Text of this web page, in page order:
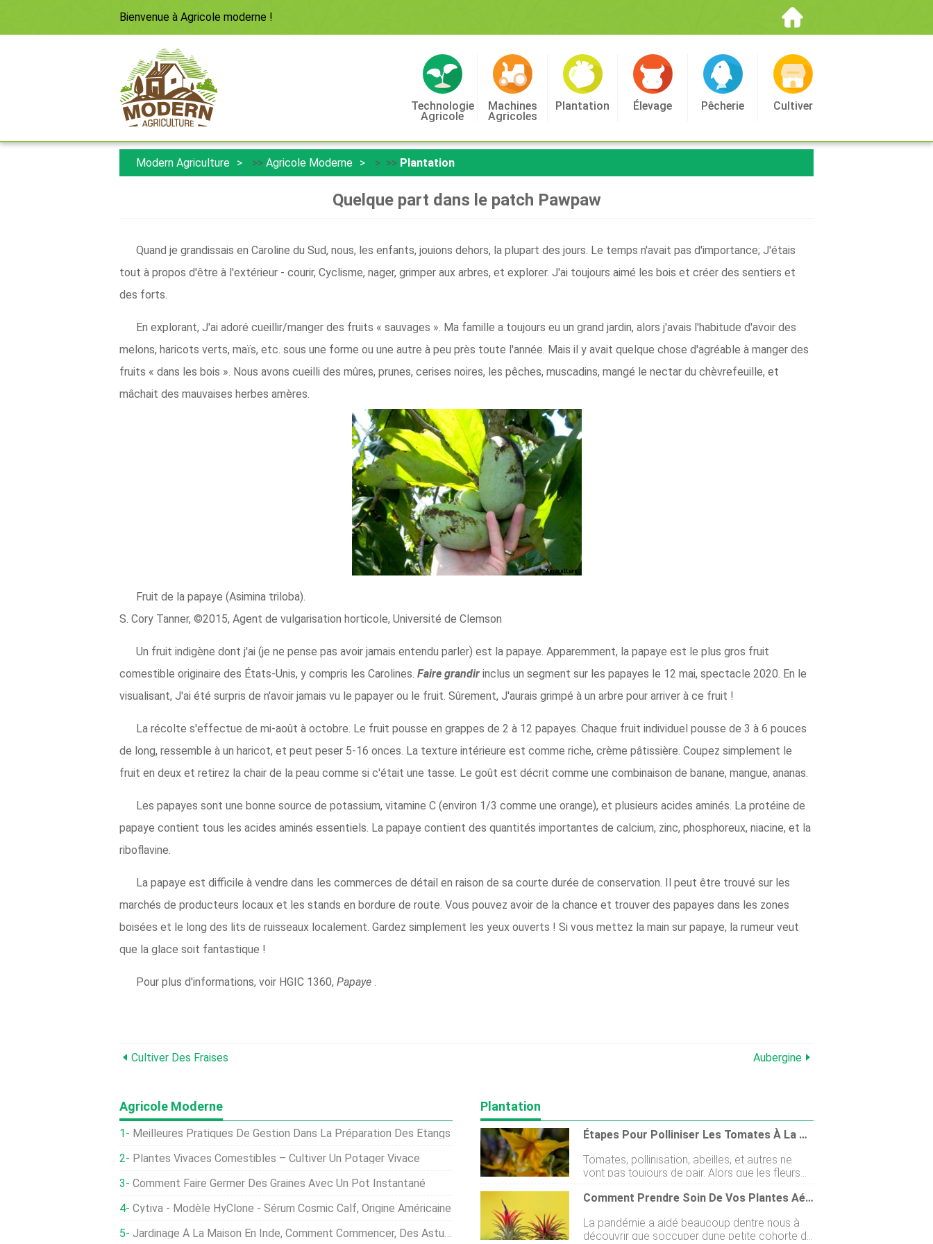
Bienvenue à Agricole moderne !
Technologie
Agricole
Machines
Agricoles
Plantation Élevage Pêcherie Cultiver
Modern Agriculture >> Agricole Moderne > >> Plantation
Quelque part dans le patch Pawpaw
Quand je grandissais en Caroline du Sud, nous, les enfants, jouions dehors, la plupart des jours. Le temps n'avait pas d'importance; J'étais
tout à propos d'être à l'extérieur - courir, Cyclisme, nager, grimper aux arbres, et explorer. J'ai toujours aimé les bois et créer des sentiers et
des forts.
En explorant, J'ai adoré cueillir/manger des fruits « sauvages ». Ma famille a toujours eu un grand jardin, alors j'avais l'habitude d'avoir des
melons, haricots verts, maïs, etc. sous une forme ou une autre à peu près toute l'année. Mais il y avait quelque chose d'agréable à manger des
fruits « dans les bois ». Nous avons cueilli des mûres, prunes, cerises noires, les pêches, muscadins, mangé le nectar du chèvrefeuille, et
mâchait des mauvaises herbes amères.
Fruit de la papaye (Asimina triloba).
S. Cory Tanner, ©2015, Agent de vulgarisation horticole, Université de Clemson
Un fruit indigène dont j'ai (je ne pense pas avoir jamais entendu parler) est la papaye. Apparemment, la papaye est le plus gros fruit
comestible originaire des États-Unis, y compris les Carolines. Faire grandir inclus un segment sur les papayes le 12 mai, spectacle 2020. En le
visualisant, J'ai été surpris de n'avoir jamais vu le papayer ou le fruit. Sûrement, J'aurais grimpé à un arbre pour arriver à ce fruit !
La récolte s'effectue de mi-août à octobre. Le fruit pousse en grappes de 2 à 12 papayes. Chaque fruit individuel pousse de 3 à 6 pouces
de long, ressemble à un haricot, et peut peser 5-16 onces. La texture intérieure est comme riche, crème pâtissière. Coupez simplement le
fruit en deux et retirez la chair de la peau comme si c'était une tasse. Le goût est décrit comme une combinaison de banane, mangue, ananas.
Les papayes sont une bonne source de potassium, vitamine C (environ 1/3 comme une orange), et plusieurs acides aminés. La protéine de
papaye contient tous les acides aminés essentiels. La papaye contient des quantités importantes de calcium, zinc, phosphoreux, niacine, et la
riboflavine.
La papaye est difficile à vendre dans les commerces de détail en raison de sa courte durée de conservation. Il peut être trouvé sur les
marchés de producteurs locaux et les stands en bordure de route. Vous pouvez avoir de la chance et trouver des papayes dans les zones
boisées et le long des lits de ruisseaux localement. Gardez simplement les yeux ouverts ! Si vous mettez la main sur papaye, la rumeur veut
que la glace soit fantastique !
Pour plus d'informations, voir HGIC 1360, Papaye .
Cultiver Des Fraises Aubergine
Agricole Moderne
Meilleures Pratiques De Gestion Dans La Préparation Des Étangs
Plantes Vivaces Comestibles – Cultiver Un Potager Vivace
Comment Faire Germer Des Graines Avec Un Pot Instantané
Cytiva - Modèle HyClone - Sérum Cosmic Calf, Origine Américaine
Jardinage À La Maison En Inde, Comment Commencer, Des Astuces, Idées
Plantation
Étapes Pour Polliniser Les Tomates À La Main
Tomates, pollinisation, abeilles, et autres ne
vont pas toujours de pair. Alors que les fleurs
de tomate sont généralement pollinisées par le
vent, et occasionnellement par les abeilles, le
dinsectes peuvent inhiber le processus naturel
de pollinisation. Dans ces situations, vous
Comment Prendre Soin De Vos Plantes Aériennes
La pandémie a aidé beaucoup dentre nous à
découvrir que soccuper dune petite cohorte de